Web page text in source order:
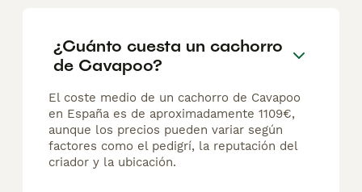
¿Cuánto cuesta un cachorro
de Cavapoo?
El coste medio de un cachorro de Cavapoo
en España es de aproximadamente 1109€,
aunque los precios pueden variar según
factores como el pedigrí, la reputación del
criador y la ubicación.